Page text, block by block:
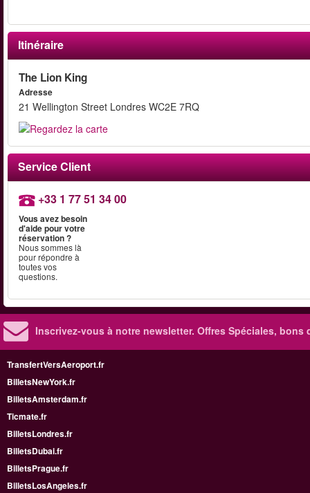
Itinéraire
The Lion King
Adresse
21 Wellington Street Londres WC2E 7RQ
Service Client
+33 1 77 51 34 00
Vous avez besoin
d'aide pour votre
réservation ?
Nous sommes là
pour répondre à
toutes vos
questions.
Inscrivez-vous à notre newsletter. Offres Spéciales, bons
TransfertVersAeroport.fr
BilletsNewYork.fr
BilletsAmsterdam.fr
Ticmate.fr
BilletsLondres.fr
BilletsDubai.fr
BilletsPrague.fr
BilletsLosAngeles.fr